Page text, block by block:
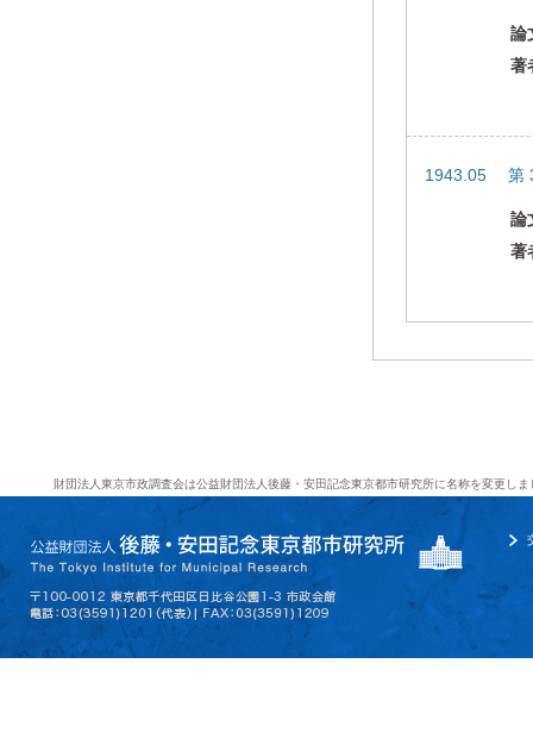
論
著
1943.05 第
論
著
財団法人東京市政調査会は公益財団法人後藤・安田記念東京都市研究所に名称を変更しま